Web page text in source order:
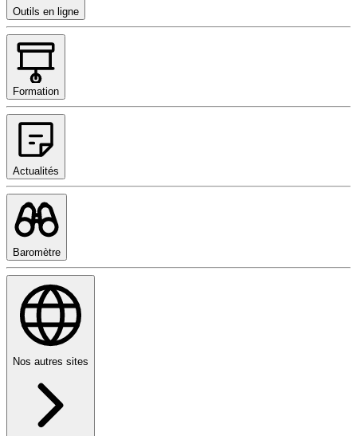
Outils en ligne
Formation
Actualités
Baromètre
Nos autres sites